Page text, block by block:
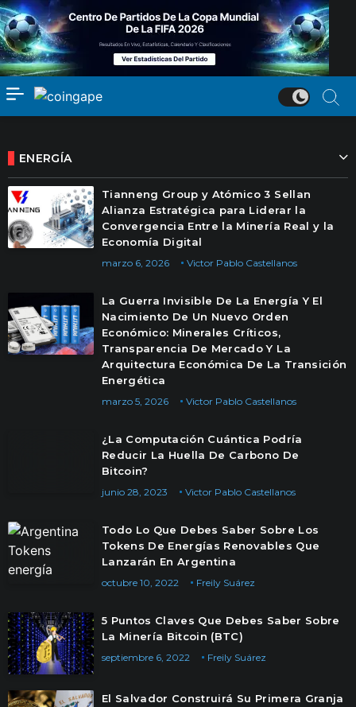
ENERGÍA
Tianneng Group y Atómico 3 Sellan
Alianza Estratégica para Liderar la
Convergencia Entre la Minería Real y la
Economía Digital
Victor Pablo Castellanos
marzo 6, 2026
La Guerra Invisible De La Energía Y El
Nacimiento De Un Nuevo Orden
Económico: Minerales Críticos,
Transparencia De Mercado Y La
Arquitectura Económica De La Transición
Energética
Victor Pablo Castellanos
marzo 5, 2026
¿La Computación Cuántica Podría
Reducir La Huella De Carbono De
Bitcoin?
Victor Pablo Castellanos
junio 28, 2023
Todo Lo Que Debes Saber Sobre Los
Tokens De Energías Renovables Que
Lanzarán En Argentina
Freily Suárez
octubre 10, 2022
5 Puntos Claves Que Debes Saber Sobre
La Minería Bitcoin (BTC)
Freily Suárez
septiembre 6, 2022
El Salvador Construirá Su Primera Granja